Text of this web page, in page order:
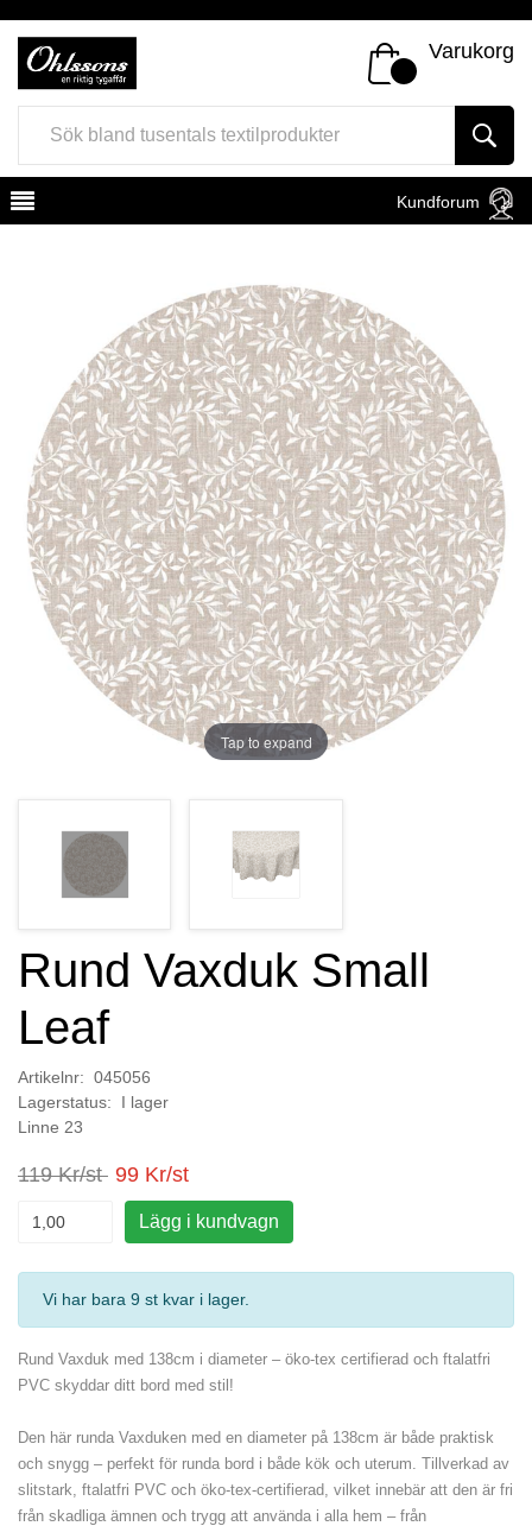
Varukorg
Kundforum
Register Sign In
Tap to expand
Rund Vaxduk Small
Leaf
Artikelnr: 045056
Lagerstatus: I lager
Linne 23
119 Kr/st 99 Kr/st
Lägg i kundvagn
Vi har bara 9 st kvar i lager.
Rund Vaxduk med 138cm i diameter – öko-tex certifierad och ftalatfri
PVC skyddar ditt bord med stil!
Den här runda Vaxduken med en diameter på 138cm är både praktisk
och snygg – perfekt för runda bord i både kök och uterum. Tillverkad av
slitstark, ftalatfri PVC och öko-tex-certifierad, vilket innebär att den är fri
från skadliga ämnen och trygg att använda i alla hem – från